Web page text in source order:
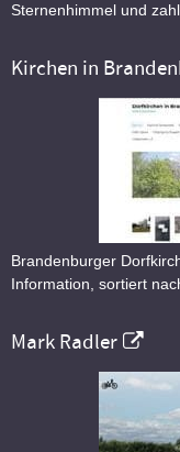
Sternenhimmel und
Kirchen in
Brandenburger
Information, sortiert
Mark Radler